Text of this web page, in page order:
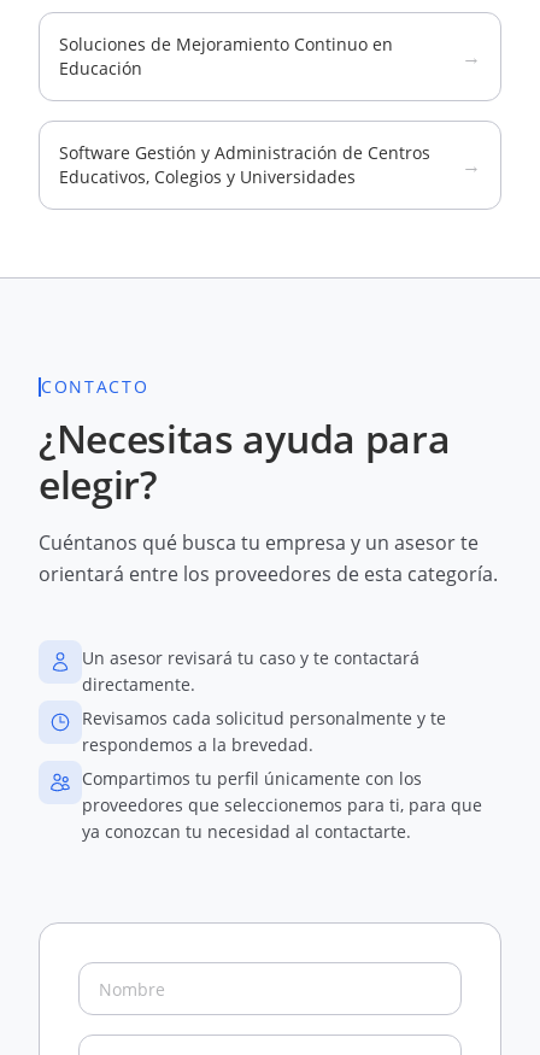
Soluciones de Mejoramiento Continuo en
Educación
→
Software Gestión y Administración de Centros
Educativos, Colegios y Universidades
→
CONTACTO
¿Necesitas ayuda para
elegir?
Cuéntanos qué busca tu empresa y un asesor te
orientará entre los proveedores de esta categoría.
Un asesor revisará tu caso y te contactará
directamente.
Revisamos cada solicitud personalmente y te
respondemos a la brevedad.
Compartimos tu perfil únicamente con los
proveedores que seleccionemos para ti, para que
ya conozcan tu necesidad al contactarte.